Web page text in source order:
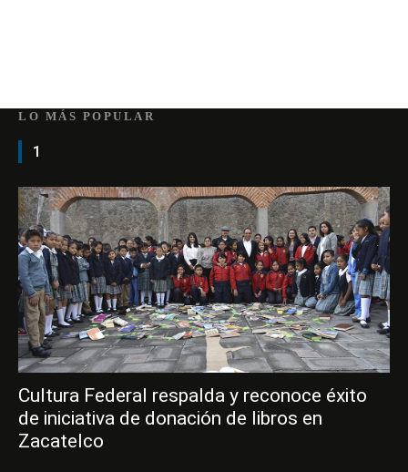
LO MÁS POPULAR
1
Cultura Federal respalda y reconoce éxito
de iniciativa de donación de libros en
Zacatelco